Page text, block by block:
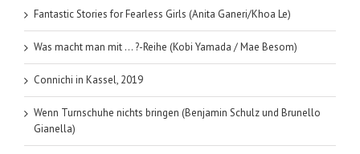
Fantastic Stories for Fearless Girls (Anita Ganeri/Khoa Le)
Was macht man mit … ?-Reihe (Kobi Yamada / Mae Besom)
Connichi in Kassel, 2019
Wenn Turnschuhe nichts bringen (Benjamin Schulz und Brunello
Gianella)